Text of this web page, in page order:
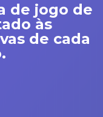
de jogo de
às
de cada